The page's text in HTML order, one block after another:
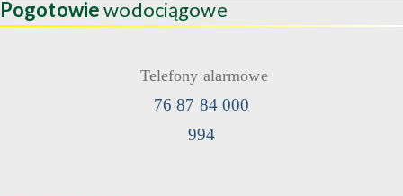
Pogotowiewodociągowe
Telefony alarmowe
76 87 84 000
994